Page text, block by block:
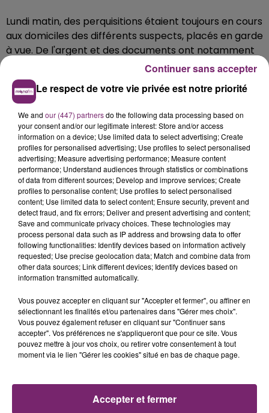
Lundi matin, des perquisitions étaient toujours en cours
aux domiciles des différents suspects, placés en garde
à vue. De l'argent et des documents ont notamment
été retrouvés lors de ces différentes perquisitions.
Une perquisition serait menée chez un bijoutier, rue de
Bretagne, dans le IIIe arrondissement de Paris selon le
site de M6.
Le respect de votre vie privée est notre priorité
We and our (447) partnersdo the following data processing based on
your consent and/or our legitimate interest: Store and/or access
information on a device; Use limited data to select advertising; Create
profiles for personalised advertising; Use profiles to select personalised
advertising; Measure advertising performance; Measure content
performance; Understand audiences through statistics or combinations
of data from different sources; Develop and improve services; Create
profiles to personalise content; Use profiles to select personalised
content; Use limited data to select content; Ensure security, prevent and
detect fraud, and fix errors; Deliver and present advertising and content;
Save and communicate privacy choices. These technologies may
process personal data such as IP address and browsing data to offer
following functionalities: Identify devices based on information actively
requested; Use precise geolocation data; Match and combine data from
other data sources; Link different devices; Identify devices based on
information transmitted automatically.
Vous pouvez accepter en cliquant sur "Accepter et fermer", ou affiner en
sélectionnant les finalités et/ou partenaires dans "Gérer mes choix".
Vous pouvez également refuser en cliquant sur "Continuer sans
accepter". Vos préférences ne s'appliqueront que pour ce site. Vous
pouvez mettre à jour vos choix, ou retirer votre consentement à tout
moment via le lien "Gérer les cookies" situé en bas de chaque page.
Accepter et fermer
Continuer sans accepter